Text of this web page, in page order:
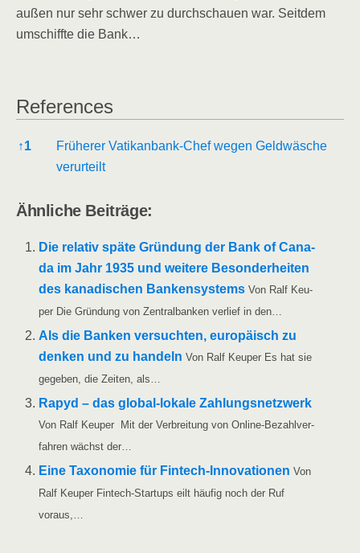
außen nur sehr schwer zu durch­schau­en war. Seit­dem
umschiff­te die Bank…
Refe­ren­ces
Refe­ren­ces
↑1
Frü­he­rer Vatik­an­bank-Chef wegen Geld­wä­sche
verurteilt
Ähn­li­che Beiträge:
Die rela­tiv spä­te Grün­dung der Bank of Cana­
da im Jahr 1935 und wei­te­re Beson­der­hei­ten
des kana­di­schen Ban­ken­sys­tems Von Ralf Keu­
per Die Grün­dung von Zen­tral­ban­ken ver­lief in den…
Als die Ban­ken ver­such­ten, euro­pä­isch zu
den­ken und zu han­deln Von Ralf Keu­per Es hat sie
gege­ben, die Zei­ten, als…
Rapyd – das glo­­bal-loka­­le Zah­lungs­netz­werk
Von Ralf Keu­per Mit der Ver­brei­tung von Online-Bezahl­­ver­­­
fah­­ren wächst der…
Eine Taxo­no­mie für Fin­tech-Inno­va­tio­nen Von
Ralf Keu­per Fin­­tech-Star­t­ups eilt häu­fig noch der Ruf
voraus,…